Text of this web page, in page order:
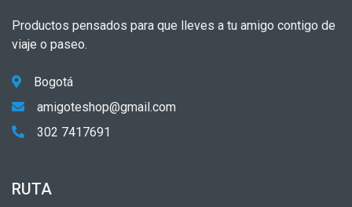
Productos pensados para que lleves a tu amigo contigo de
viaje o paseo.
Bogotá
amigoteshop@gmail.com
302 7417691
RUTA